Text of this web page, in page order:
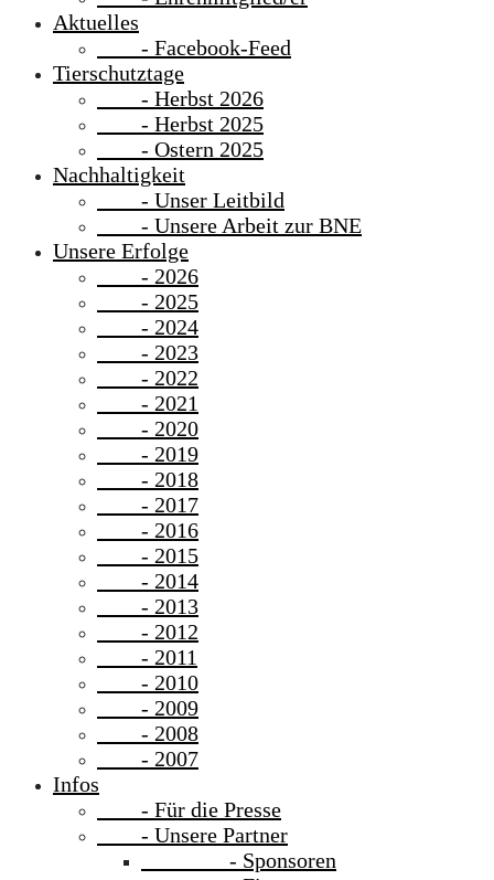
Aktuelles
- Facebook-Feed
Tierschutztage
- Herbst 2026
- Herbst 2025
- Ostern 2025
Nachhaltigkeit
- Unser Leitbild
- Unsere Arbeit zur BNE
Unsere Erfolge
- 2026
- 2025
- 2024
- 2023
- 2022
- 2021
- 2020
- 2019
- 2018
- 2017
- 2016
- 2015
- 2014
- 2013
- 2012
- 2011
- 2010
- 2009
- 2008
- 2007
Infos
- Für die Presse
- Unsere Partner
- Sponsoren